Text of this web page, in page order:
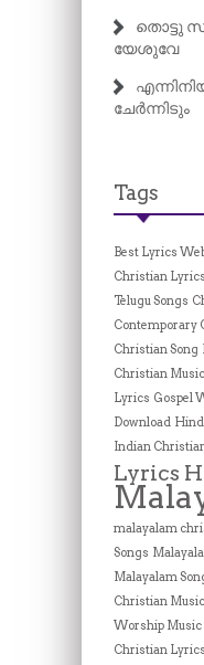
തൊട്ടു
യേശുവേ
ചേർന്നിടും
Tags
Best Lyrics
Christian Lyrics
Telugu Songs
Contemporary
Christian Song
Christian
Lyrics Gospel
Download
Indian
Lyrics
malayalam
Songs
Malayalam
Christian Music
Worship Music
Christian Lyrics